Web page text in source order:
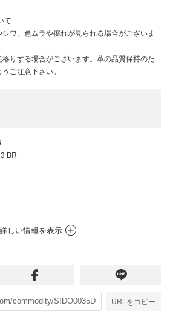
て
ワ、色ムラや擦れが見られる場合がございま
りする場合がございます。革の品質保持のた
ご注意下さい。
BR
しい情報を表示
URLをコピー